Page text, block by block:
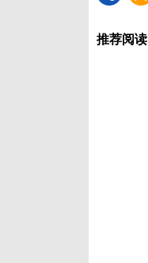
推荐阅读